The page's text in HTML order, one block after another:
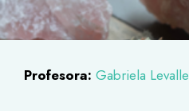
Profesora: Gabriela Levalle